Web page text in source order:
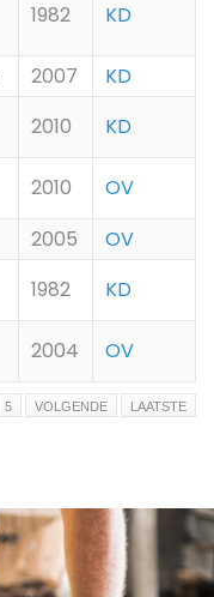
1982 KD
2007
KD
2010
KD
2010
OV
2005
OV
1982
KD
2004 OV
5 VOLGENDE LAATSTE